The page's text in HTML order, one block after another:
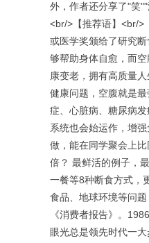
外，作者还分享了"笑
<br/>【推荐语】<br/>
或医学奖颁给了研究
够帮助身体自愈，而
康变老，拥有高质量
健康问题，空腹就是
症、心脏病、糖尿病
系统也会始运作，增
做，能在同学聚会上
倍？ 最鲜活的例子，
一餐等8种断食方式，
食品、地球环境等问
《消费者报告》。
眼光总是领先时代一